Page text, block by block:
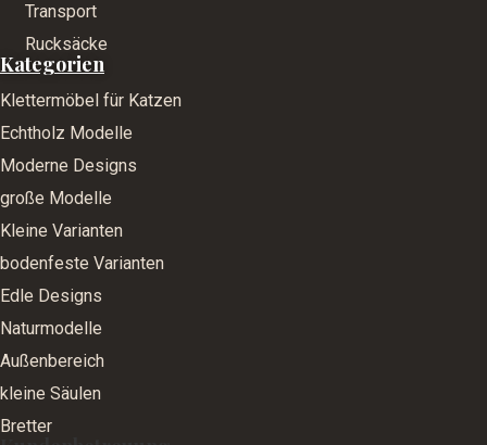
Transport
Rucksäcke
Kategorien
Klettermöbel für Katzen
Echtholz Modelle
Moderne Designs
große Modelle
Kleine Varianten
bodenfeste Varianten
Edle Designs
Naturmodelle
Außenbereich
kleine Säulen
Bretter